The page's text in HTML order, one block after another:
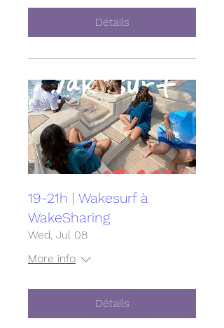
Détails
19-21h | Wakesurf à
WakeSharing
Wed, Jul 08
More info
Détails